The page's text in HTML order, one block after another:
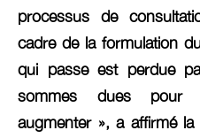
processus de
cadre de la formulation
qui passe est perdue
sommes dues pour
augmenter », a affirmé